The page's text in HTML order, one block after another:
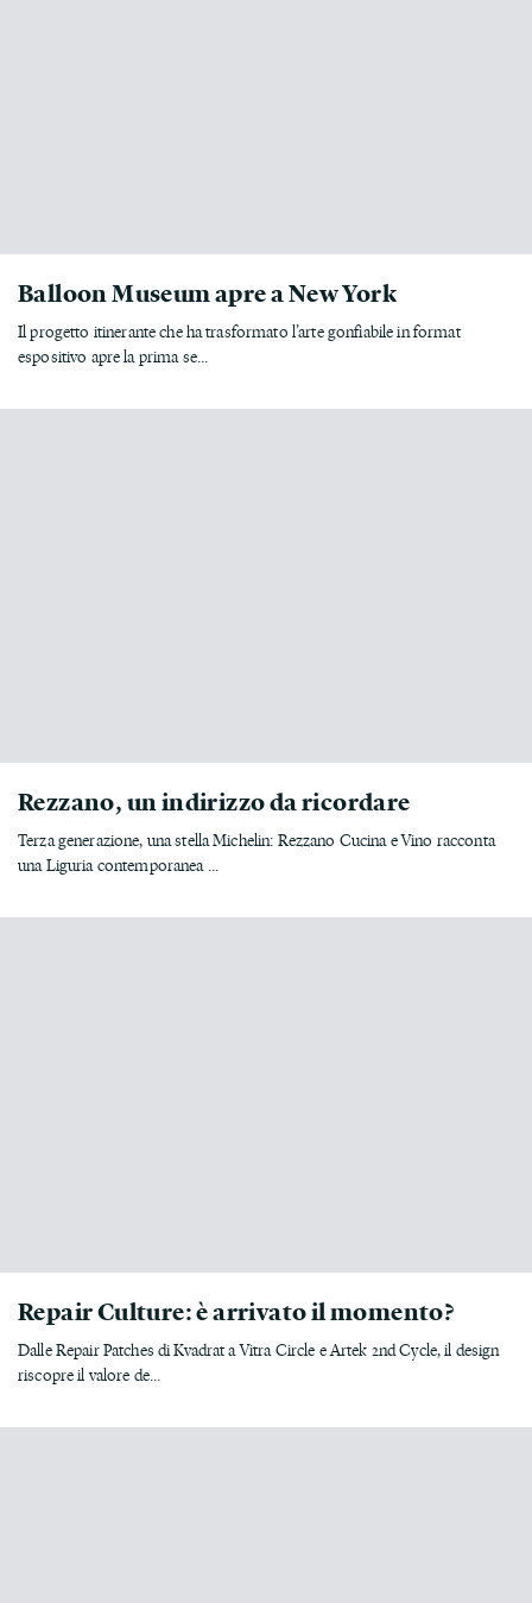
Balloon Museum apre a New York
Il progetto itinerante che ha trasformato l’arte gonfiabile in format
espositivo apre la prima se...
Rezzano, un indirizzo da ricordare
Terza generazione, una stella Michelin: Rezzano Cucina e Vino racconta
una Liguria contemporanea ...
Repair Culture: è arrivato il momento?
Dalle Repair Patches di Kvadrat a Vitra Circle e Artek 2nd Cycle, il design
riscopre il valore de...